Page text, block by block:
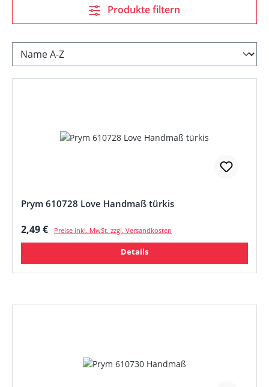
Produkte filtern
Prym 610728 Love Handmaß türkis
Regulärer Preis:
2,49 € Preise inkl. MwSt. zzgl. Versandkosten
Details